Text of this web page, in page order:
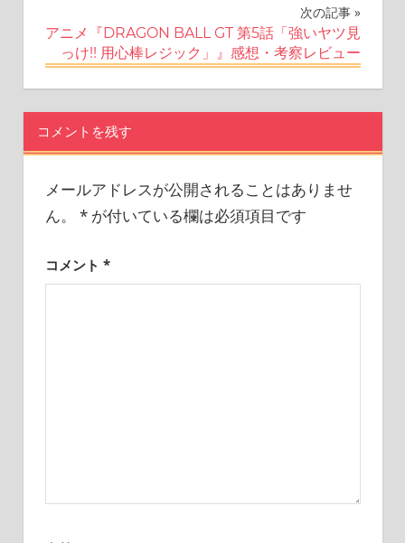
ビ
ゲ
ー
シ
ョ
ン
次の記事
アニメ『DRAGON BALL GT 第5話「強いヤツ見
っけ!! 用心棒レジック」』感想・考察レビュー
コメントを残す
メールアドレスが公開されることはありませ
ん。
*が付いている欄は必須項目です
コメント *